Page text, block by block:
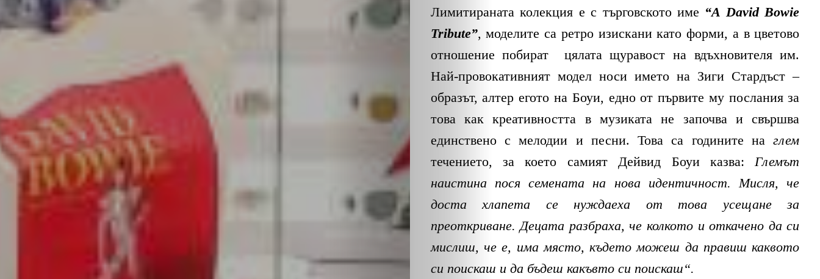
ЗА
НАС
ЛИДЕРИ
СЪБИТИЯ
Лимитираната колекция е с търговското име “A David Bowie
Tribute”, моделите са ретро изискани като форми, а в цветово
отношение побират цялата щуравост на вдъхновителя им.
Най-провокативният модел носи името на Зиги Стардъст –
образът, алтер егото на Боуи, едно от първите му послания за
това как креативността в музиката не започва и свършва
единствено с мелодии и песни. Това са годините наглем
течението, за което самият Дейвид Боуи казва: Глемът
наистина пося семената на нова идентичност. Мисля, че
доста хлапета се нуждаеха от това усещане за
преоткриване. Децата разбраха, че колкото и откачено да си
мислиш, че е, има място, където можеш да правиш каквото
си поискаш и да бъдеш какъвто си поискаш“.